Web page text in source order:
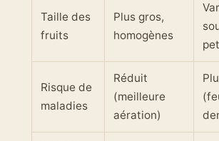
Taille des
fruits
Plus gros,
homogènes
Risque de
maladies
Réduit
(meilleure
aération)